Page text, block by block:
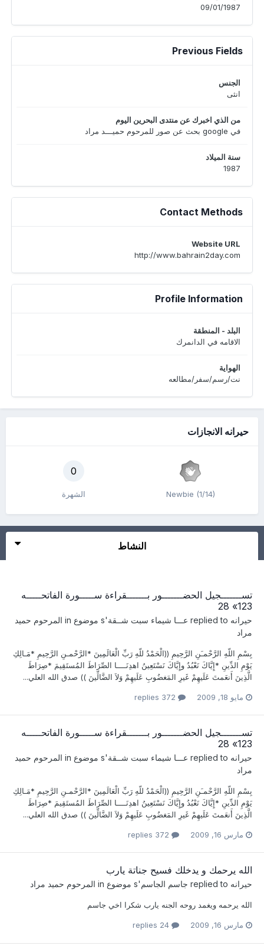
09/01/1987
Previous Fields
الجنس
انثى
من الذي اخبرك عن منتدى البحرين اليوم
في google بحث عن صور للمرحوم حميـــد مراد
سنة الميلاد
1987
Contact Methods
Website URL
http://www.bahrain2day.com
Profile Information
البلد - المنطقة
الاقامه في الدانمرك
الهواية
نت/رسم/سفر/مطالعه
حيرانه الانجازات
Newbie (1/14)
0
الشهرة
النشاط
تســـــــجيل الحضـــــــور بـــــــقراءة ســـــورة الفاتحـــــه
123» 28
حيرانه عـــا شيماء سبت شــقة's موضوع in
المرحوم حميد
مراد
بِسْمِ اللّهِ الرَّحْمـَنِ الرَّحِيمِ ((الْحَمْدُ للّهِ رَبِّ الْعَالَمِينَ *الرَّحْمـنِ الرَّحِيمِ *مَـالِكِ
يَوْمِ الدِّينِ *إِيَّاكَ نَعْبُدُ وإِيَّاكَ نَسْتَعِينُ اهدِنَــــا الصِّرَاطَ المُستَقِيمَ *صِرَاطَ
الَّذِينَ أَنعَمتَ عَلَيهِمْ غَيرِ المَغضُوبِ عَلَيهِمْ وَلاَ الضَّالِّينَ )) صدق الله العلي...
مايو 18, 2009
تســـــــجيل الحضـــــــور بـــــــقراءة ســـــورة الفاتحـــــه
123» 28
حيرانه عـــا شيماء سبت شــقة's موضوع in
المرحوم حميد
مراد
بِسْمِ اللّهِ الرَّحْمـَنِ الرَّحِيمِ ((الْحَمْدُ للّهِ رَبِّ الْعَالَمِينَ *الرَّحْمـنِ الرَّحِيمِ *مَـالِكِ
يَوْمِ الدِّينِ *إِيَّاكَ نَعْبُدُ وإِيَّاكَ نَسْتَعِينُ اهدِنَــــا الصِّرَاطَ المُستَقِيمَ *صِرَاطَ
الَّذِينَ أَنعَمتَ عَلَيهِمْ غَيرِ المَغضُوبِ عَلَيهِمْ وَلاَ الضَّالِّينَ )) صدق الله العلي...
مارس 16, 2009
الله يرحمك و يدخلك فسيح جناتة يارب
حيرانه جاسم الجاسم 's موضوع in المرحوم حميد مراد
الله يرحمه ويغمد روحه الجنه يارب شكرا اخي جاسم
مارس 16, 2009